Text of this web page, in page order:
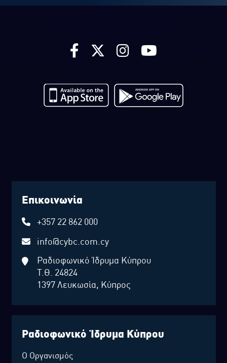
Επικοινωνία
+357 22 862 000
info@cybc.com.cy
Ραδιοφωνικό Ίδρυμα Κύπρου
Τ.Θ. 24824
1397 Λευκωσία, Κύπρος
Ραδιοφωνικό Ίδρυμα Κύπρου
Ο Οργανισμός